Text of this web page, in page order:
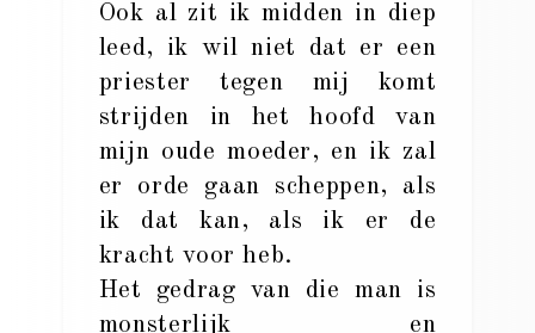
Ook al zit ik midden in diep
leed, ik wil niet dat er een
priester tegen mij komt
strijden in het hoofd van
mijn oude moeder, en ik zal
er orde gaan scheppen, als
ik dat kan, als ik er de
kracht voor heb.
Het gedrag van die man is
monsterlijk en